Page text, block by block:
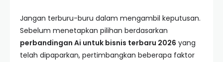
Jangan terburu-buru dalam mengambil keputusan.
Sebelum menetapkan pilihan berdasarkan
perbandingan Ai untuk bisnis terbaru 2026 yang
telah dipaparkan, pertimbangkan beberapa faktor